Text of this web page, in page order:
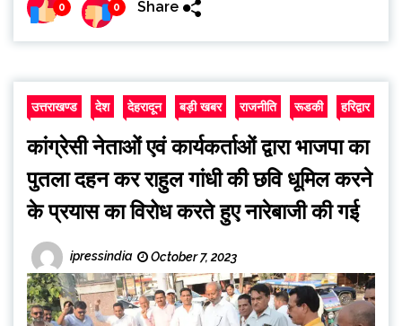
0 0 Share
उत्तराखण्ड देश देहरादून बड़ी खबर राजनीति रूडकी हरिद्वार
कांग्रेसी नेताओं एवं कार्यकर्ताओं द्वारा भाजपा का
पुतला दहन कर राहुल गांधी की छवि धूमिल करने
के प्रयास का विरोध करते हुए नारेबाजी की गई
ipressindia October 7, 2023